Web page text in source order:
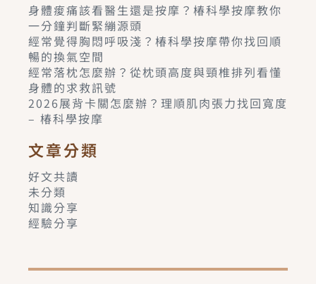
身體痠痛該看醫生還是按摩？椿科學按摩教你
一分鐘判斷緊繃源頭
經常覺得胸悶呼吸淺？椿科學按摩帶你找回順
暢的換氣空間
經常落枕怎麼辦？從枕頭高度與頸椎排列看懂
身體的求救訊號
2026展背卡關怎麼辦？理順肌肉張力找回寬度
– 椿科學按摩
文章分類
好文共讀
未分類
知識分享
經驗分享